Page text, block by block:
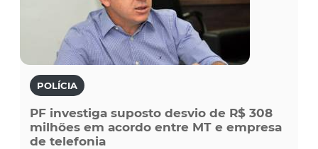
POLÍCIA
PF investiga suposto desvio de R$ 308
milhões em acordo entre MT e empresa
de telefonia